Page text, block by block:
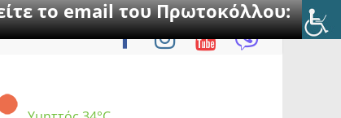
το email του Πρωτοκόλλου: